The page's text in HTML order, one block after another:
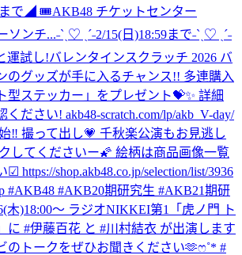
まで◢ 🎟AKB48 チケットセンター
ソンチ...˗ˋˏ♡ ˎˊ˗2/15(日)18:59まで˗ˋˏ♡ ˎˊ˗
運試し!バレンタインスクラッチ 2026 バ
のグッズが手に入るチャンス!! 多連購入
型ステッカー」をプレゼント💝✨ 詳細
ださい! akb48-scratch.com/lp/akb_V-day/
‼️ 撮って出し💗 千秋楽公演もお見逃し
してくださいー🌠 絵柄は商品画像一覧
https://shop.akb48.co.jp/selection/list/3936
#AKB48 #AKB20期研究生 #AKB21期研
木)18:00～ ラジオNIKKEI第1「虎ノ門 ト
に #伊藤百花 と #川村結衣 が出演します
のトークをぜひお聞きください🫶ෆ˚* #